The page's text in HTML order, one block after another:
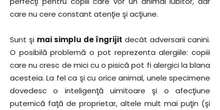
care nu cere constant atenţie şi acţiune.
Sunt şi mai simplu de îngrijit decât adversarii canini.
O posibilă problemă o pot reprezenta alergiile: copiii
care nu cresc de mici cu o pisică pot fi alergici la blana
acesteia. La fel ca şi cu orice animal, unele specimene
dovedesc o inteligenţă uimitoare şi o afecţiune
puternică faţă de proprietar, altele mult mai puţin (şi